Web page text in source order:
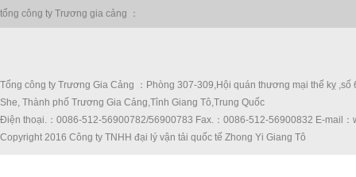
tổng công ty Trương gia cảng ：
Tổng công ty Trương Gia Cảng ：Phòng 307-309,Hội quán thương mại thế kỵ
She, Thành phố Trương Gia Cảng,Tỉnh Giang Tô,Trung Quốc
Điện thoại.：0086-512-56900782/56900783 Fax.：0086-512-56900832 E-mail
Copyright 2016 Công ty TNHH đại lý vận tải quốc tế Zhong Yi Giang Tô